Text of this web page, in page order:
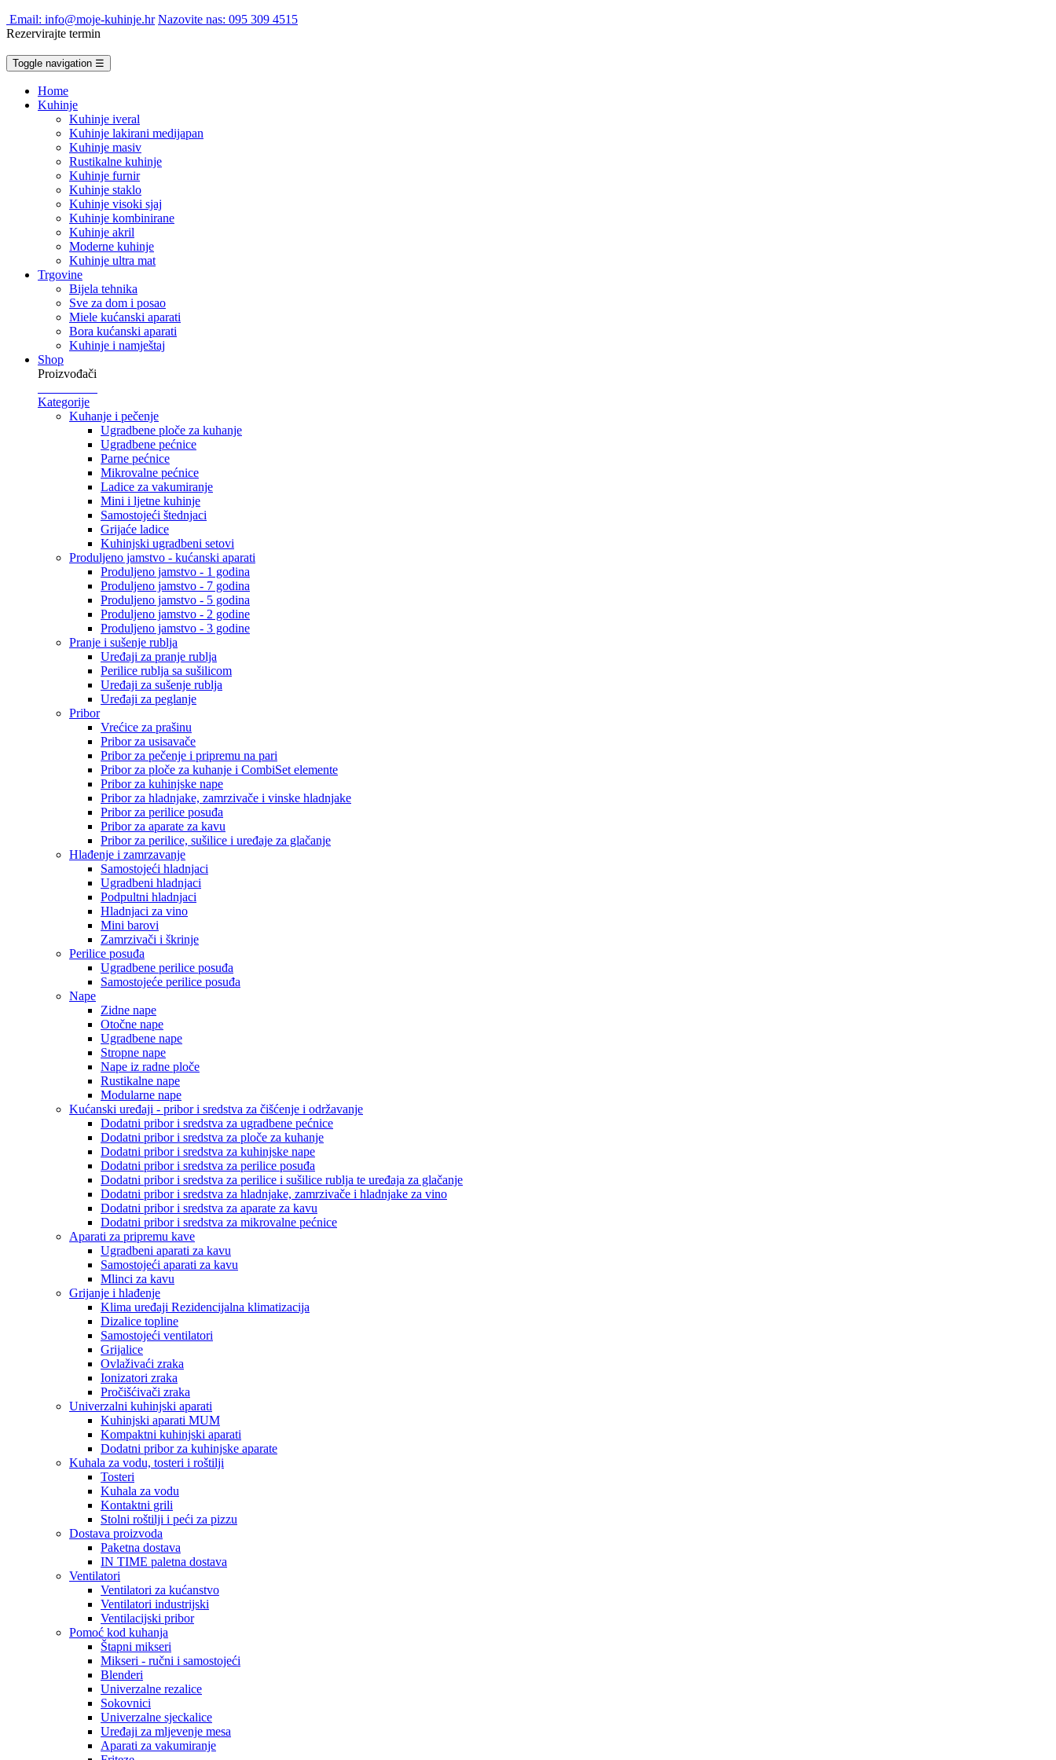
Email: info@moje-kuhinje.hr Nazovite nas: 095 309 4515
Rezervirajte termin
Toggle navigation ☰
Home
Kuhinje
Kuhinje iveral
Kuhinje lakirani medijapan
Kuhinje masiv
Rustikalne kuhinje
Kuhinje furnir
Kuhinje staklo
Kuhinje visoki sjaj
Kuhinje kombinirane
Kuhinje akril
Moderne kuhinje
Kuhinje ultra mat
Trgovine
Bijela tehnika
Sve za dom i posao
Miele kućanski aparati
Bora kućanski aparati
Kuhinje i namještaj
Shop
Proizvođači
Kategorije
Kuhanje i pečenje
Ugradbene ploče za kuhanje
Ugradbene pećnice
Parne pećnice
Mikrovalne pećnice
Ladice za vakumiranje
Mini i ljetne kuhinje
Samostojeći štednjaci
Grijaće ladice
Kuhinjski ugradbeni setovi
Produljeno jamstvo - kućanski aparati
Produljeno jamstvo - 1 godina
Produljeno jamstvo - 7 godina
Produljeno jamstvo - 5 godina
Produljeno jamstvo - 2 godine
Produljeno jamstvo - 3 godine
Pranje i sušenje rublja
Uređaji za pranje rublja
Perilice rublja sa sušilicom
Uređaji za sušenje rublja
Uređaji za peglanje
Pribor
Vrećice za prašinu
Pribor za usisavače
Pribor za pečenje i pripremu na pari
Pribor za ploče za kuhanje i CombiSet elemente
Pribor za kuhinjske nape
Pribor za hladnjake, zamrzivače i vinske hladnjake
Pribor za perilice posuđa
Pribor za aparate za kavu
Pribor za perilice, sušilice i uređaje za glačanje
Hlađenje i zamrzavanje
Samostojeći hladnjaci
Ugradbeni hladnjaci
Podpultni hladnjaci
Hladnjaci za vino
Mini barovi
Zamrzivači i škrinje
Perilice posuđa
Ugradbene perilice posuđa
Samostojeće perilice posuđa
Nape
Zidne nape
Otočne nape
Ugradbene nape
Stropne nape
Nape iz radne ploče
Rustikalne nape
Modularne nape
Kućanski uređaji - pribor i sredstva za čišćenje i održavanje
Dodatni pribor i sredstva za ugradbene pećnice
Dodatni pribor i sredstva za ploče za kuhanje
Dodatni pribor i sredstva za kuhinjske nape
Dodatni pribor i sredstva za perilice posuđa
Dodatni pribor i sredstva za perilice i sušilice rublja te uređaja za glačanje
Dodatni pribor i sredstva za hladnjake, zamrzivače i hladnjake za vino
Dodatni pribor i sredstva za aparate za kavu
Dodatni pribor i sredstva za mikrovalne pećnice
Aparati za pripremu kave
Ugradbeni aparati za kavu
Samostojeći aparati za kavu
Mlinci za kavu
Grijanje i hlađenje
Klima uređaji Rezidencijalna klimatizacija
Dizalice topline
Samostojeći ventilatori
Grijalice
Ovlaživaći zraka
Ionizatori zraka
Pročišćivači zraka
Univerzalni kuhinjski aparati
Kuhinjski aparati MUM
Kompaktni kuhinjski aparati
Dodatni pribor za kuhinjske aparate
Kuhala za vodu, tosteri i roštilji
Tosteri
Kuhala za vodu
Kontaktni grili
Stolni roštilji i peći za pizzu
Dostava proizvoda
Paketna dostava
IN TIME paletna dostava
Ventilatori
Ventilatori za kućanstvo
Ventilatori industrijski
Ventilacijski pribor
Pomoć kod kuhanja
Štapni mikseri
Mikseri - ručni i samostojeći
Blenderi
Univerzalne rezalice
Sokovnici
Univerzalne sjeckalice
Uređaji za mljevenje mesa
Aparati za vakumiranje